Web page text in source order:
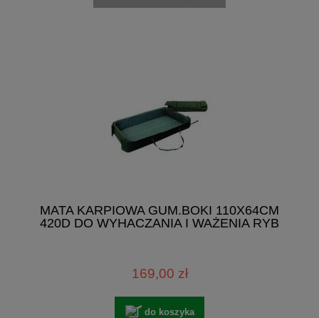
MATA KARPIOWA GUM.BOKI 110X64CM
420D DO WYHACZANIA I WAŻENIA RYB
169,00 zł
do koszyka